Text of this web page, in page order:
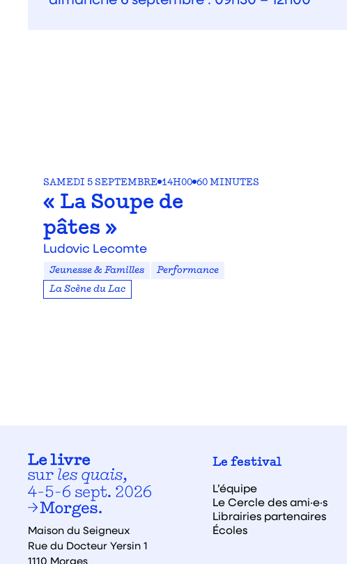
SAMEDI 5 SEPTEMBRE 14H00 60 MINUTES
« La Soupe de
pâtes »
Ludovic Lecomte
Jeunesse & Familles
Performance
La Scène du Lac
Maison du Seigneux
Rue du Docteur Yersin 1
1110 Morges
Le festival
L’équipe
Le Cercle des ami·e·s
Librairies partenaires
Écoles